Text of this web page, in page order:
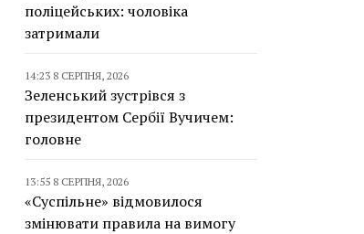
поліцейських: чоловіка
затримали
14:23 8 СЕРПНЯ, 2026
Зеленський зустрівся з
президентом Сербії Вучичем:
головне
13:55 8 СЕРПНЯ, 2026
«Суспільне» відмовилося
змінювати правила на вимогу